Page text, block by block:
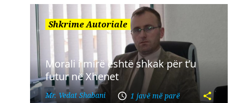
Shkrime Autoriale
Morali i mirë është shkak për t’u
futur në Xhenet
Mr. Vedat Shabani 1 javë më parë